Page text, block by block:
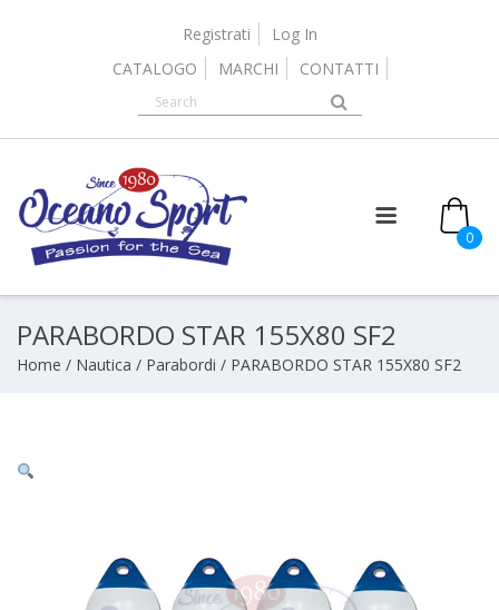
Registrati
Log In
CATALOGO
MARCHI CONTATTI
0
PARABORDO STAR 155X80 SF2
Home / Nautica / Parabordi / PARABORDO STAR 155X80 SF2